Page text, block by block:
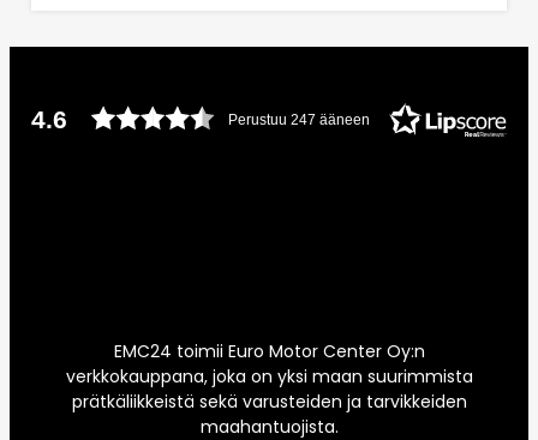
4.6 Perustuu 247 ääneen
EMC24 toimii Euro Motor Center Oy:n
verkkokauppana, joka on yksi maan suurimmista
prätkäliikkeistä sekä varusteiden ja tarvikkeiden
maahantuojista.